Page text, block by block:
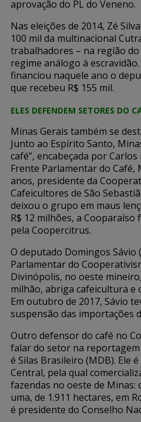
aprovação do PL do Veneno.
Nas eleições de 2014, Zé
100 mil da multinacional
trabalhadores – na região do
regime análogo à
financiou naquele ano o
que recebeu R$ 155 mil.
ELES DEFENDEM SETORES DO
Minas Gerais também se
Junto ao Espírito Santo,
café”, encabeçada por
Frente Parlamentar do Café,
anos, presidente da
Cafeicultores de São
deixou o grupo em maus
R$ 12 milhões, a
pela Coopercitrus.
O deputado Domingos Sávio
Parlamentar do
Divinópolis, no oeste
milhão, abriga cafeicultura e
Em outubro de 2017, Sávio
suspensão das importações
Outro defensor do café no
falar do setor na
é Silas Brasileiro (MDB). Ele
Central, pela qual
fazendas no oeste de
uma, de 1.911 hectares, em
é presidente do Conselho